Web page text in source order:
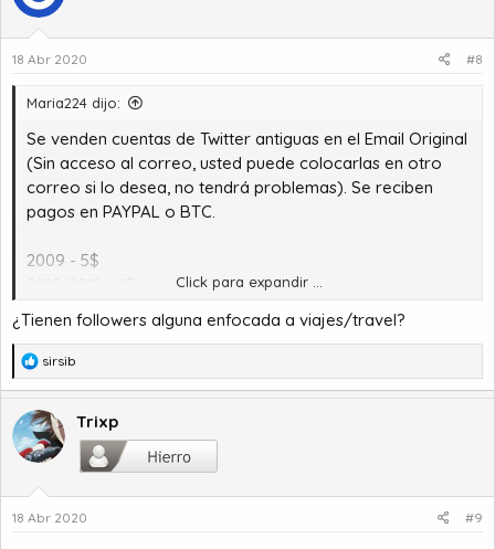
18 Abr 2020 #8
Maria224 dijo:
Se venden cuentas de Twitter antiguas en el Email Original
(Sin acceso al correo, usted puede colocarlas en otro
correo si lo desea, no tendrá problemas). Se reciben
pagos en PAYPAL o BTC.
2009 - 5$
2017-2018 - 2$
También se venden cuentas en paquetes.
Click para expandir ...
¿Tienen followers alguna enfocada a viajes/travel?
R
e
c
c
i
n
e
sirsib
Trixp
18 Abr 2020 #9